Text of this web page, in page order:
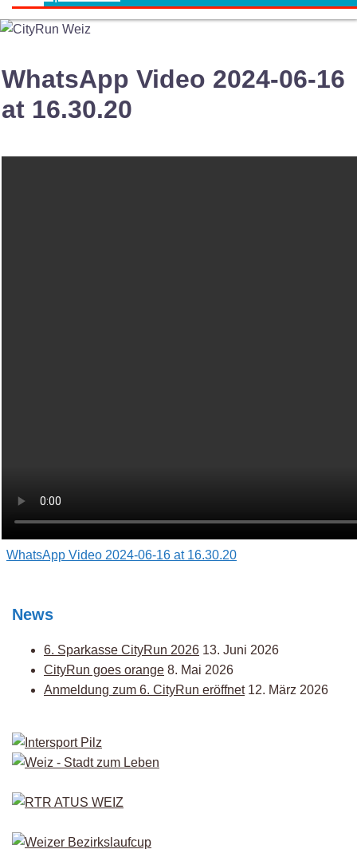
WhatsApp Video 2024-06-16
at 16.30.20
Post
WhatsApp Video 2024-06-16 at 16.30.20
News
6. Sparkasse CityRun 2026 13. Juni 2026
CityRun goes orange 8. Mai 2026
Anmeldung zum 6. CityRun eröffnet 12. März 2026